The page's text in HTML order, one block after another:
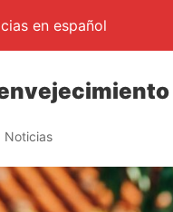
en español
Noticias